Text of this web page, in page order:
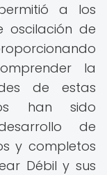
a los
oscilación de
la
de estas
han sido
de
y completos
Débil y sus